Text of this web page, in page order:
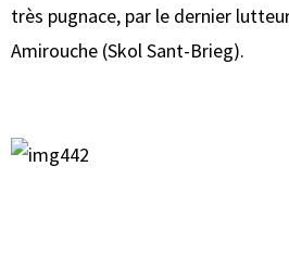
très pugnace, par le dernier
Amirouche (Skol Sant-Brieg).